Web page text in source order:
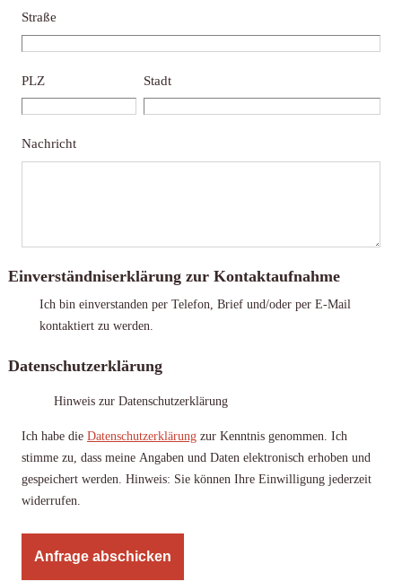
Straße
PLZ Stadt
Nachricht
Einverständniserklärung zur Kontaktaufnahme
Ich bin einverstanden per Telefon, Brief und/oder per E-Mail
kontaktiert zu werden.
Datenschutzerklärung
Hinweis zur Datenschutzerklärung
Ich habe die Datenschutzerklärung zur Kenntnis genommen. Ich
stimme zu, dass meine Angaben und Daten elektronisch erhoben und
gespeichert werden. Hinweis: Sie können Ihre Einwilligung jederzeit
widerrufen.